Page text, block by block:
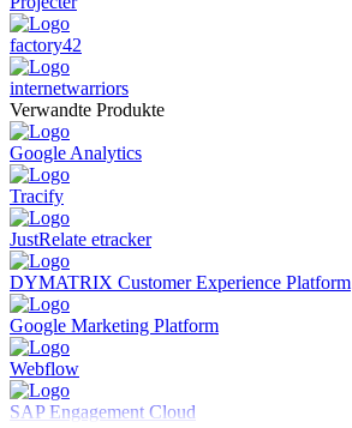
factory42
internetwarriors
Verwandte Produkte
Google Analytics
Tracify
JustRelate etracker
DYMATRIX Customer Experience Platform
Google Marketing Platform
Webflow
SAP Engagement Cloud